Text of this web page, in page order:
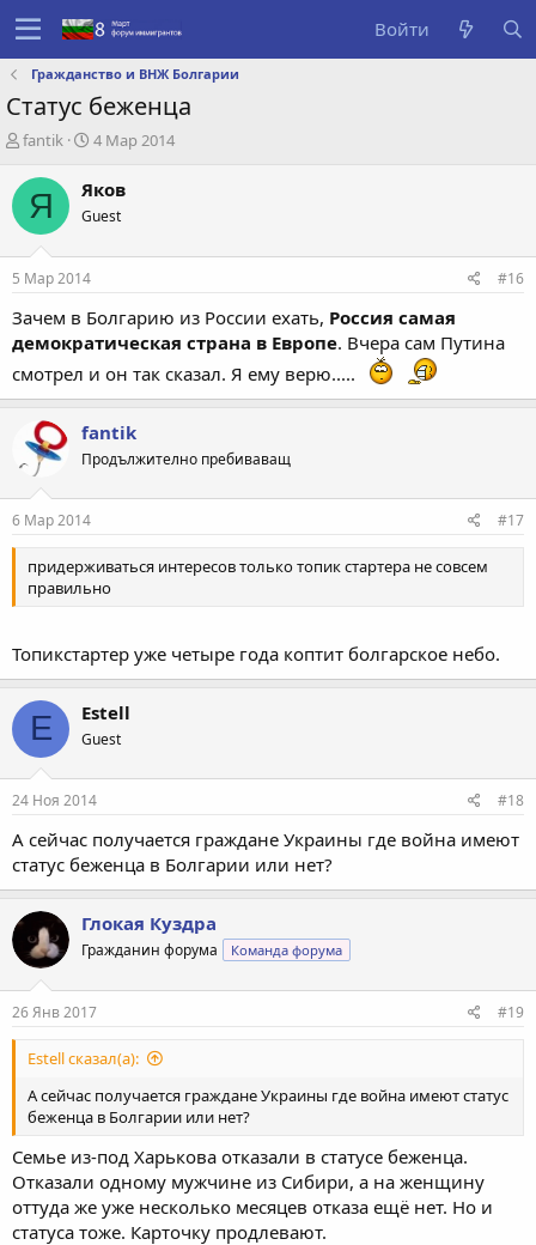
Войти
Гражданство и ВНЖ Болгарии
Статус беженца
А
т
р
е
м
ы
fantik
Д
т
а
с
а
и
я
4 Мар 2014
Я Яков
Guest
5 Мар 2014 #16
Зачем в Болгарию из России ехать, Россия самая
демократическая страна в Европе. Вчера сам Путина
смотрел и он так сказал. Я ему верю.....
fantik
Продължително пребиваващ
6 Мар 2014 #17
придерживаться интересов только топик стартера не совсем
правильно
Топикстартер уже четыре года коптит болгарское небо.
E Estell
Guest
24 Ноя 2014 #18
А сейчас получается граждане Украины где война имеют
статус беженца в Болгарии или нет?
Глокая Куздра
Гражданин форума Команда форума
26 Янв 2017 #19
Estell сказал(а):
А сейчас получается граждане Украины где война имеют статус
беженца в Болгарии или нет?
Семье из-под Харькова отказали в статусе беженца.
Отказали одному мужчине из Сибири, а на женщину
оттуда же уже несколько месяцев отказа ещё нет. Но и
статуса тоже. Карточку продлевают.